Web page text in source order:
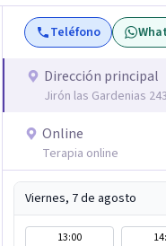
Teléfono
Dirección principal
Jirón las Gardenias
Online
Terapia online
Viernes, 7 de agosto
13:00